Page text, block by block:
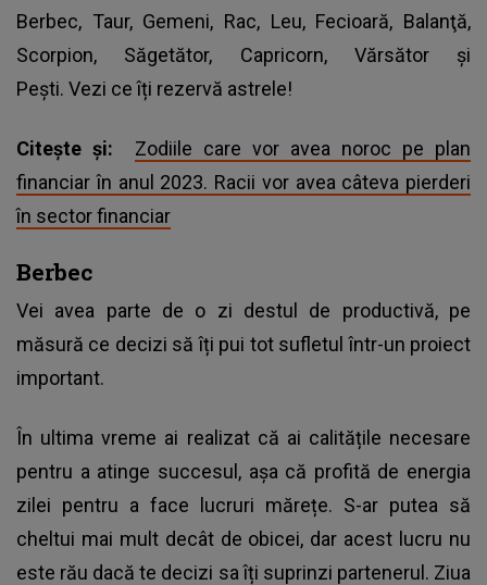
Berbec, Taur, Gemeni, Rac, Leu, Fecioară, Balanţă,
Scorpion, Săgetător, Capricorn, Vărsător şi
Peşti. Vezi ce îți rezervă astrele!
Citește și: Zodiile care vor avea noroc pe plan
financiar în anul 2023. Racii vor avea câteva pierderi
în sector financiar
Berbec
Vei avea parte de o zi destul de productivă, pe
măsură ce decizi să îți pui tot sufletul într-un proiect
important.
În ultima vreme ai realizat că ai calitățile necesare
pentru a atinge succesul, așa că profită de energia
zilei pentru a face lucruri mărețe. S-ar putea să
cheltui mai mult decât de obicei, dar acest lucru nu
este rău dacă te decizi sa îți suprinzi partenerul. Ziua